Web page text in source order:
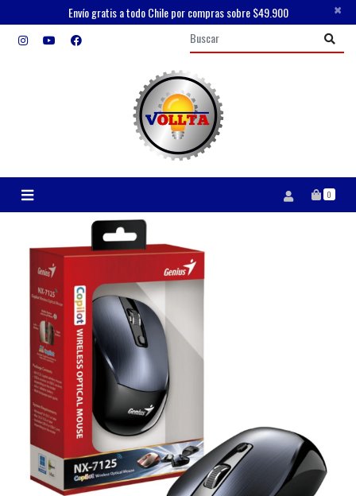
Envío gratis a todo Chile por compras sobre $49.900 ×
0